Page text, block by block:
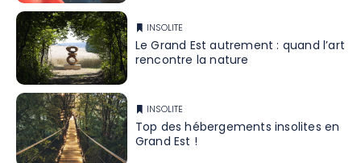
INSOLITE
Le Grand Est autrement : quand l’art
rencontre la nature
INSOLITE
Top des hébergements insolites en
Grand Est !